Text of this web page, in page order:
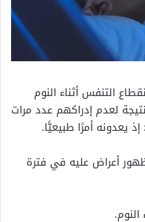
التنفس أثناء النوم
لعدم إدراكهم عدد مرات
يعدونه أمرًا طبيعيًّا.
أعراض عليه في فترة